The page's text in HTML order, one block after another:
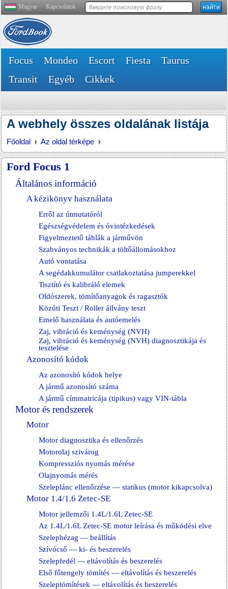
Magyar Kapcsolatok
Focus Mondeo Escort Fiesta
Taurus
Transit
Egyéb Cikkek
A webhely összes oldalának listája
Főoldal Az oldal térképe
Ford Focus 1
Általános információ
A kézikönyv használata
Erről az útmutatóról
Egészségvédelem és óvintézkedések
Figyelmeztető táblák a járművön
Szabványos technikák a töltőállomásokhoz
Autó vontatása
A segédakkumulátor csatlakoztatása jumperekkel
Tisztító és kalibráló elemek
Oldószerek, tömítőanyagok és ragasztók
Közúti Teszt / Roller állvány teszt
Emelő használata és autóemelés
Zaj, vibráció és keménység (NVH)
Zaj, vibráció és keménység (NVH) diagnosztikája és
tesztelése
Azonosító kódok
Az azonosító kódok helye
A jármű azonosító száma
A jármű címmatricája (tipikus) vagy VIN-tábla
Motor és rendszerek
Motor
Motor diagnosztika és ellenőrzés
Motorolaj szivárog
Kompressziós nyomás mérése
Olajnyomás mérés
Szeleplánc ellenőrzése — statikus (motor kikapcsolva)
Motor 1.4/1.6 Zetec-SE
Motor jellemzői 1.4L/1.6L Zetec-SE
Az 1.4L/1.6L Zetec-SE motor leírása és működési elve
Szelephézag — beállítás
Szívócső — ki- és beszerelés
Szelepfedél — eltávolítás és beszerelés
Első főtengely tömítés — eltávolítás és beszerelés
Szeleptömítések — eltávolítás és beszerelés